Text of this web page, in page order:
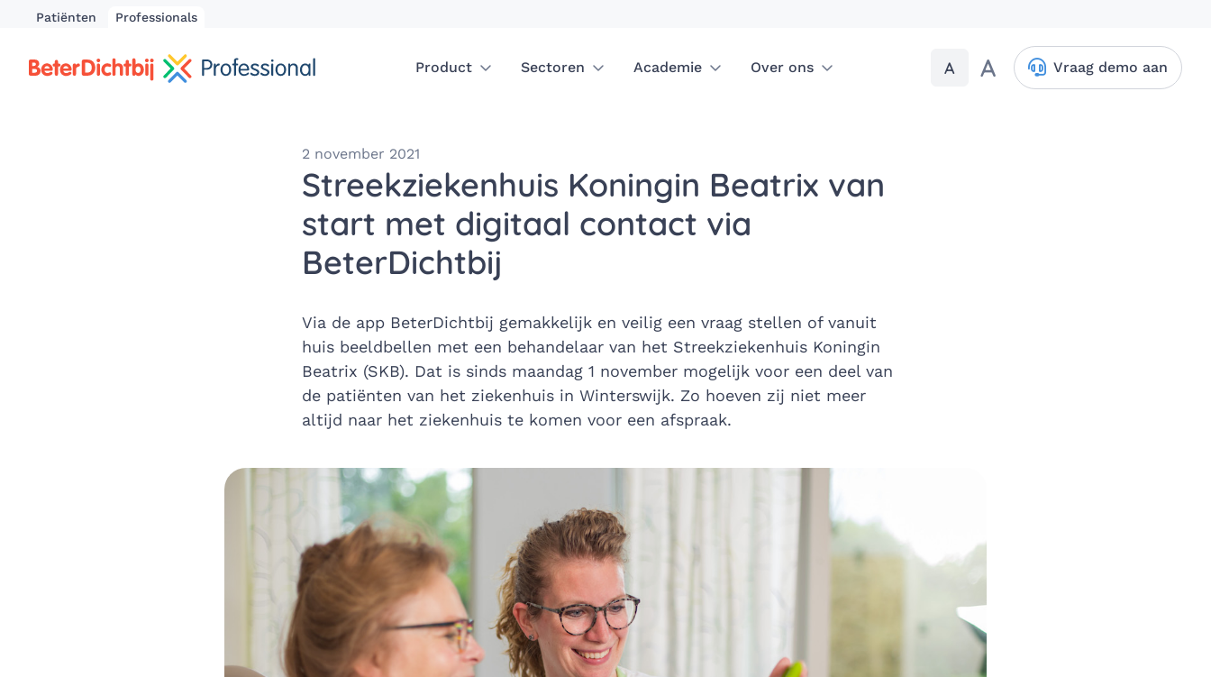
Patiënten Professionals
Product Sectoren Academie Over ons A A Vraag demo aan
2 november 2021
Streekziekenhuis Koningin Beatrix van
start met digitaal contact via
BeterDichtbij
Via de app BeterDichtbij gemakkelijk en veilig een vraag stellen of vanuit
huis beeldbellen met een behandelaar van het Streekziekenhuis Koningin
Beatrix (SKB). Dat is sinds maandag 1 november mogelijk voor een deel van
de patiënten van het ziekenhuis in Winterswijk. Zo hoeven zij niet meer
altijd naar het ziekenhuis te komen voor een afspraak.